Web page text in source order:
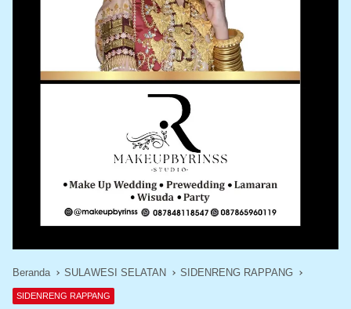
Beranda SULAWESI SELATAN SIDENRENG RAPPANG
SIDENRENG RAPPANG